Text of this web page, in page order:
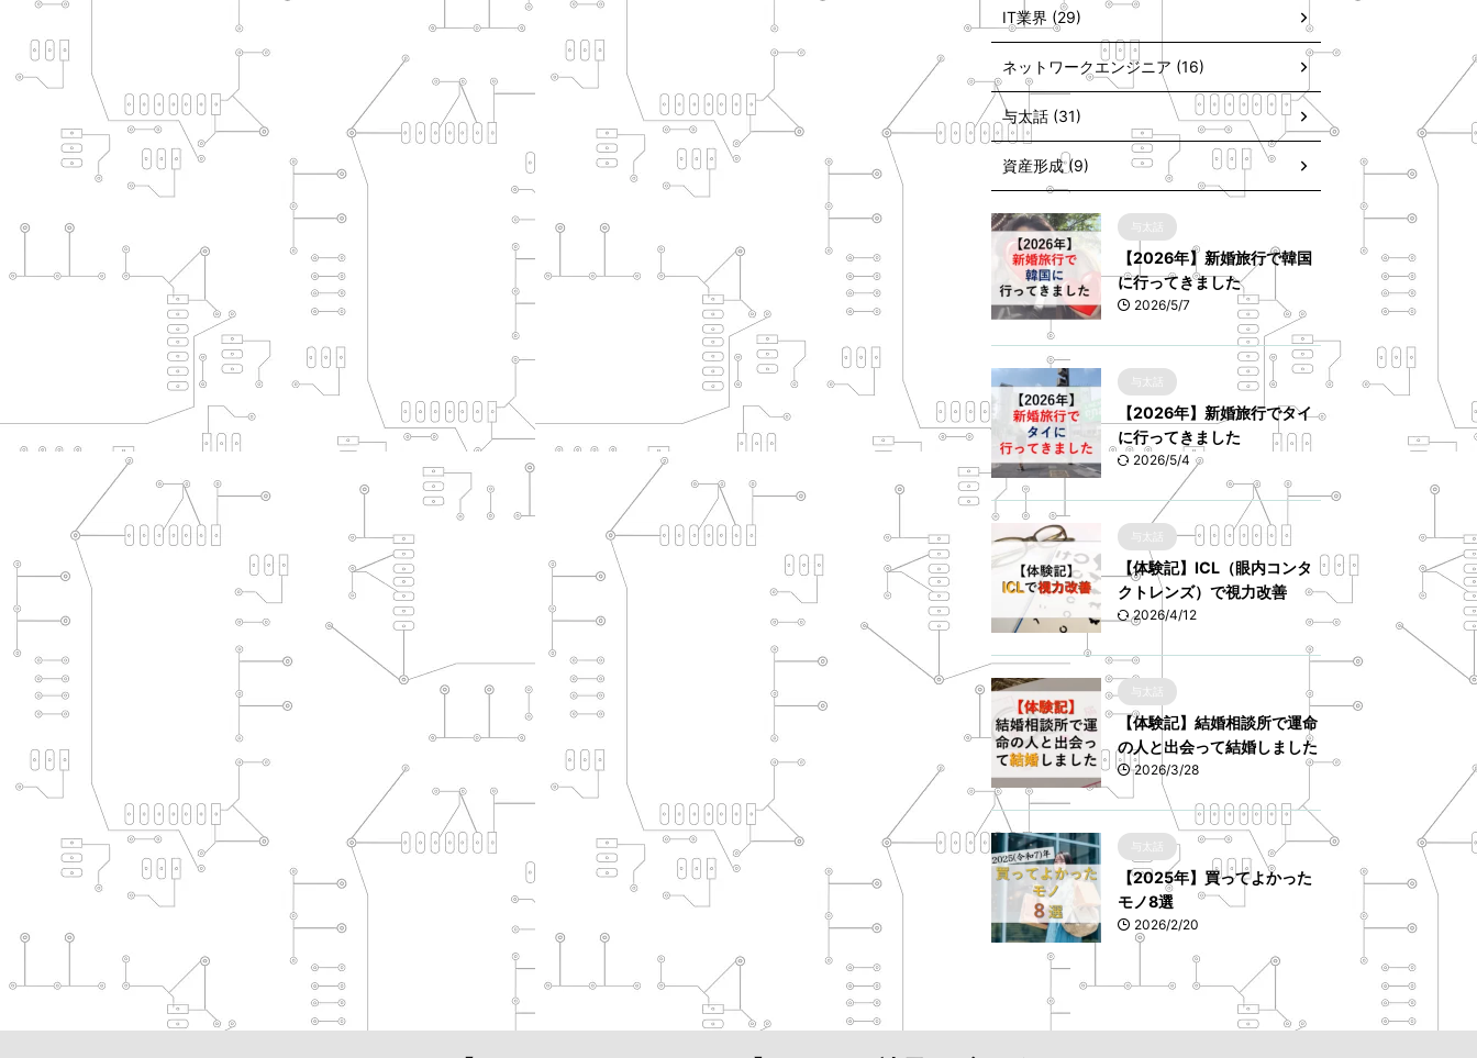
IT業界 (29)
ネットワークエンジニア (16)
与太話 (31)
資産形成 (9)
【2026年】新婚旅行で韓国
に行ってきました
2026/5/7
【2026年】新婚旅行でタイ
に行ってきました
2026/5/4
【体験記】ICL（眼内コンタ
クトレンズ）で視力改善
2026/4/12
【体験記】結婚相談所で運命
の人と出会って結婚しました
2026/3/28
【2025年】買ってよかった
モノ8選
2026/2/20